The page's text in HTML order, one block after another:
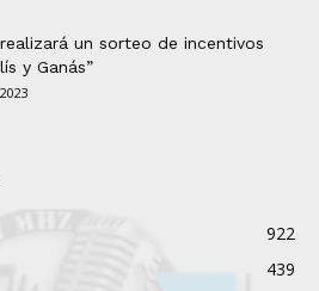
un sorteo de incentivos
y Ganás”
922
439